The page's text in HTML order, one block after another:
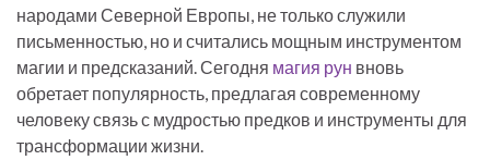
народами Северной Европы, не только служили
письменностью, но и считались мощным инструментом
магии и предсказаний. Сегодня магия рун вновь
обретает популярность, предлагая современному
человеку связь с мудростью предков и инструменты для
трансформации жизни.